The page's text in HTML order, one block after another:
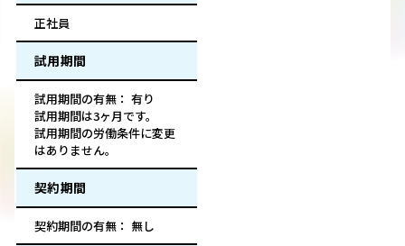
正社員
試用期間
試用期間の有無： 有り
試用期間は3ヶ月です。
試用期間の労働条件に変更
はありません。
契約期間
契約期間の有無： 無し